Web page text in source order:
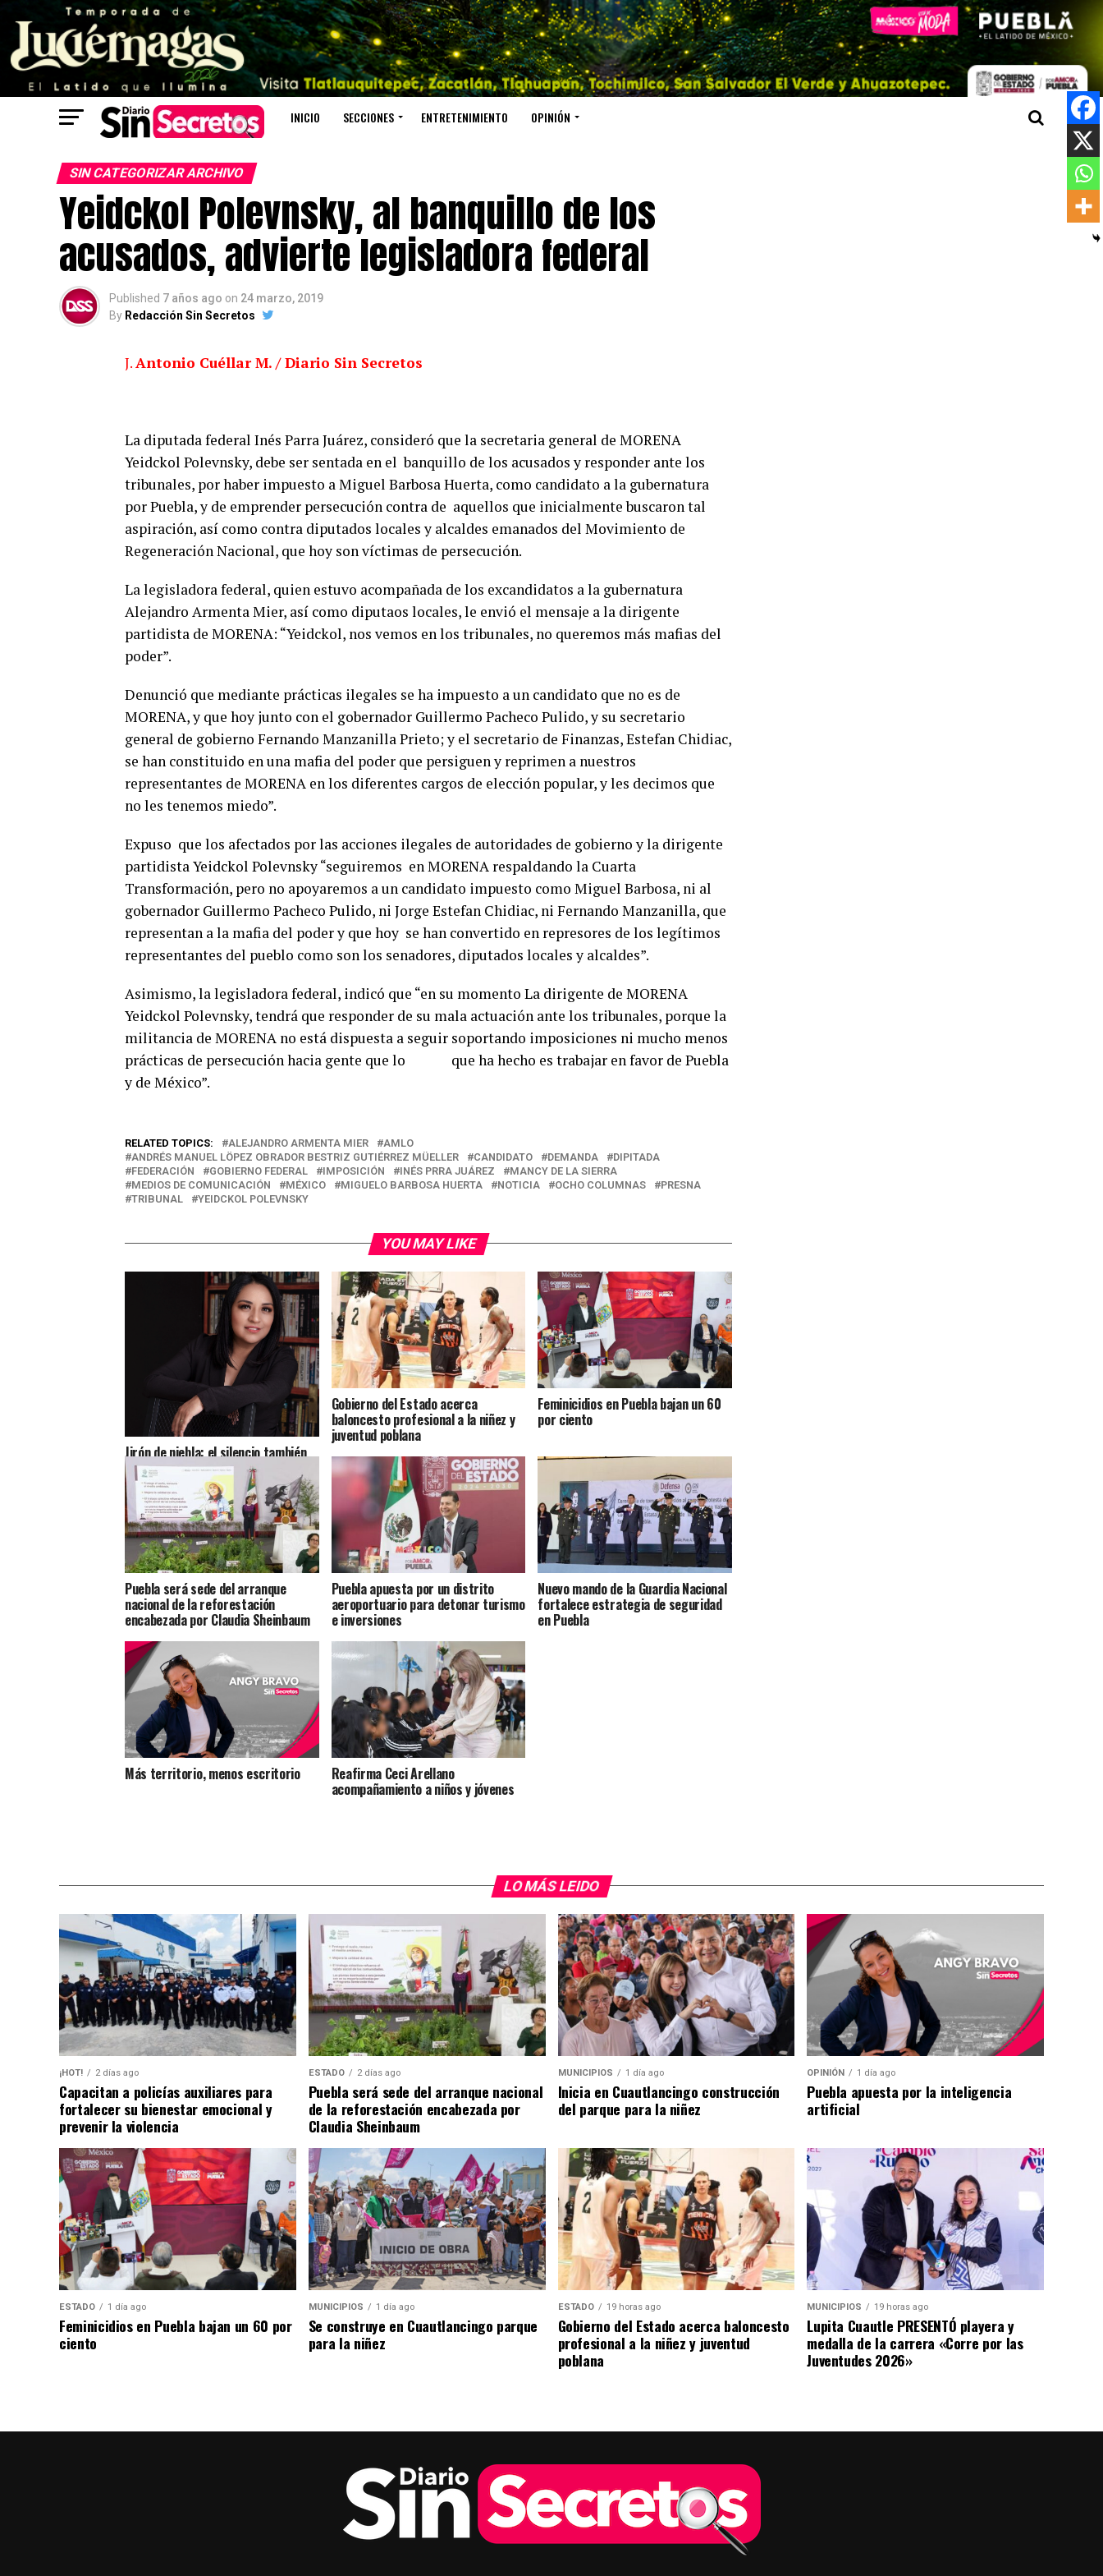
INICIO SECCIONES ENTRETENIMIENTO OPINIÓN
SIN CATEGORIZAR ARCHIVO
Yeidckol Polevnsky, al banquillo de los
acusados, advierte legisladora federal
Published 7 años ago on 24 marzo, 2019
By Redacción Sin Secretos
J.Antonio Cuéllar M. / Diario Sin Secretos
La diputada federal Inés Parra Juárez, consideró que la secretaria general de MORENA
Yeidckol Polevnsky, debe ser sentada en el banquillo de los acusados y responder ante los
tribunales, por haber impuesto a Miguel Barbosa Huerta, como candidato a la gubernatura
por Puebla, y de emprender persecución contra de aquellos que inicialmente buscaron tal
aspiración, así como contra diputados locales y alcaldes emanados del Movimiento de
Regeneración Nacional, que hoy son víctimas de persecución.
La legisladora federal, quien estuvo acompañada de los excandidatos a la gubernatura
Alejandro Armenta Mier, así como diputaos locales, le envió el mensaje a la dirigente
partidista de MORENA: “Yeidckol, nos vemos en los tribunales, no queremos más mafias del
poder”.
Denunció que mediante prácticas ilegales se ha impuesto a un candidato que no es de
MORENA, y que hoy junto con el gobernador Guillermo Pacheco Pulido, y su secretario
general de gobierno Fernando Manzanilla Prieto; y el secretario de Finanzas, Estefan Chidiac,
se han constituido en una mafia del poder que persiguen y reprimen a nuestros
representantes de MORENA en los diferentes cargos de elección popular, y les decimos que
no les tenemos miedo”.
Expuso que los afectados por las acciones ilegales de autoridades de gobierno y la dirigente
partidista Yeidckol Polevnsky “seguiremos en MORENA respaldando la Cuarta
Transformación, pero no apoyaremos a un candidato impuesto como Miguel Barbosa, ni al
gobernador Guillermo Pacheco Pulido, ni Jorge Estefan Chidiac, ni Fernando Manzanilla, que
representan a la mafia del poder y que hoy se han convertido en represores de los legítimos
representantes del pueblo como son los senadores, diputados locales y alcaldes”.
Asimismo, la legisladora federal, indicó que “en su momento La dirigente de MORENA
Yeidckol Polevnsky, tendrá que responder de su mala actuación ante los tribunales, porque la
militancia de MORENA no está dispuesta a seguir soportando imposiciones ni mucho menos
prácticas de persecución hacia gente que lo que ha hecho es trabajar en favor de Puebla
y de México”.
RELATED TOPICS: ALEJANDRO ARMENTA MIER
AMLO
ANDRÉS MANUEL LÖPEZ OBRADOR BESTRIZ GUTIÉRREZ MÜELLER
CANDIDATO DEMANDA
DIPITADA
FEDERACIÓN
GOBIERNO FEDERAL IMPOSICIÓN INÉS PRRA JUÁREZ
MANCY DE LA SIERRA
MEDIOS DE COMUNICACIÓN
MÉXICO MIGUELO BARBOSA HUERTA NOTICIA OCHO COLUMNAS
PRESNA
TRIBUNAL
YEIDCKOL POLEVNSKY
YOU MAY LIKE
Jirón de niebla: el silencio también
cuenta historias
Gobierno del Estado acerca
baloncesto profesional a la niñez y
juventud poblana
Feminicidios en Puebla bajan un 60
por ciento
Puebla será sede del arranque
nacional de la reforestación
encabezada por Claudia Sheinbaum
Puebla apuesta por un distrito
aeroportuario para detonar turismo
e inversiones
Nuevo mando de la Guardia Nacional
fortalece estrategia de seguridad
en Puebla
Más territorio, menos escritorio Reafirma Ceci Arellano
acompañamiento a niños y jóvenes
LO MÁS LEIDO
¡HOT! 2 días ago
Capacitan a policías auxiliares para
fortalecer su bienestar emocional y
prevenir la violencia
ESTADO 2 días ago
Puebla será sede del arranque nacional
de la reforestación encabezada por
Claudia Sheinbaum
MUNICIPIOS 1 día ago
Inicia en Cuautlancingo construcción
del parque para la niñez
OPINIÓN 1 día ago
Puebla apuesta por la inteligencia
artificial
ESTADO 1 día ago
Feminicidios en Puebla bajan un 60 por
ciento
MUNICIPIOS 1 día ago
Se construye en Cuautlancingo parque
para la niñez
ESTADO 19 horas ago
Gobierno del Estado acerca baloncesto
profesional a la niñez y juventud
poblana
MUNICIPIOS 19 horas ago
Lupita Cuautle PRESENTÓ playera y
medalla de la carrera «Corre por las
Juventudes 2026»